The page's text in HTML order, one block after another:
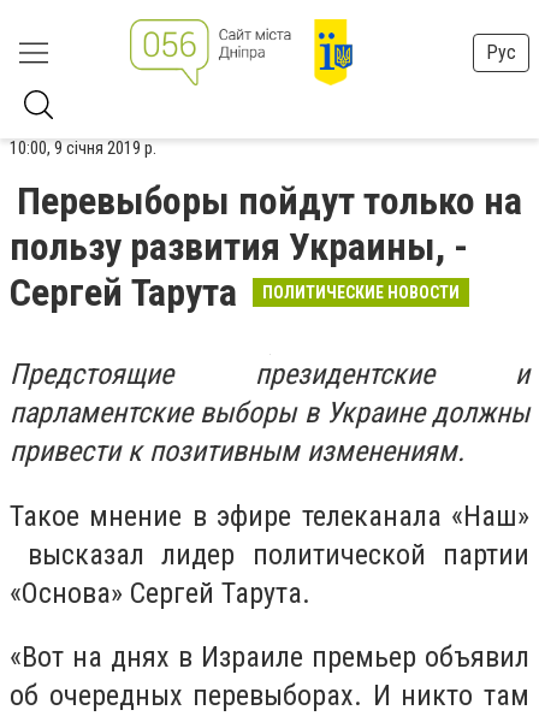
Рус
10:00, 9 січня 2019 р.
Перевыборы пойдут только на
пользу развития Украины, -
Сергей Тарута
ПОЛИТИЧЕСКИЕ НОВОСТИ
Предстоящие президентские и
парламентские выборы в Украине должны
привести к позитивным изменениям.
Такое мнение в эфире телеканала «Наш»
высказал лидер политической партии
«Основа» Сергей Тарута.
«Вот на днях в Израиле премьер объявил
об очередных перевыборах. И никто там